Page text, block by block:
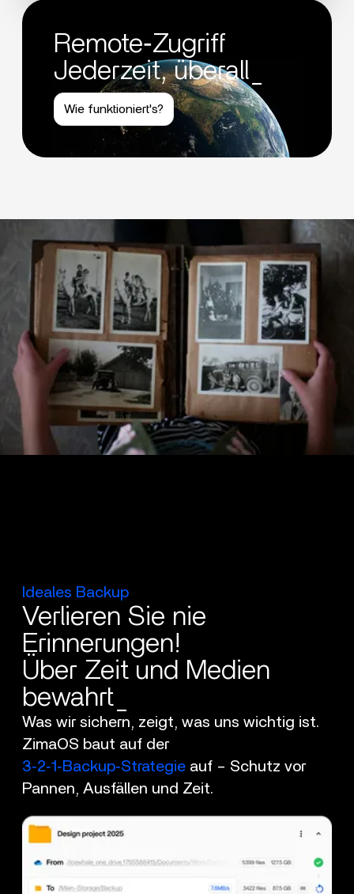
Remote‑Zugriff
Jederzeit, überall_
Wie funktioniert's?
Ideales Backup
Verlieren Sie nie
Erinnerungen!
Über Zeit und Medien
bewahrt_
Was wir sichern, zeigt, was uns wichtig ist.
ZimaOS baut auf der
3‑2‑1‑Backup‑Strategie auf – Schutz vor
Pannen, Ausfällen und Zeit.